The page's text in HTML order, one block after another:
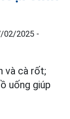
02/2025 -
và cà rốt;
uống giúp